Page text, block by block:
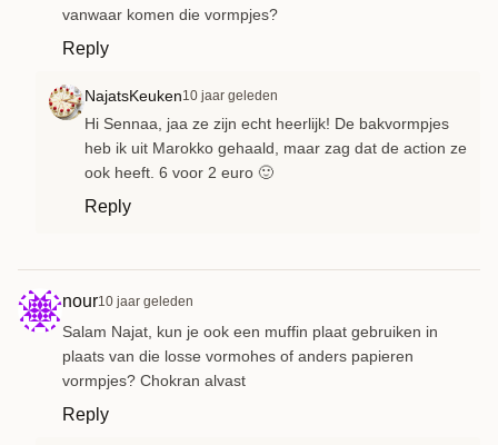
vanwaar komen die vormpjes?
Reply
NajatsKeuken10 jaar geleden
Hi Sennaa, jaa ze zijn echt heerlijk! De bakvormpjes
heb ik uit Marokko gehaald, maar zag dat de action ze
ook heeft. 6 voor 2 euro 🙂
Reply
nour10 jaar geleden
Salam Najat, kun je ook een muffin plaat gebruiken in
plaats van die losse vormohes of anders papieren
vormpjes? Chokran alvast
Reply